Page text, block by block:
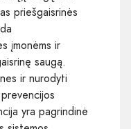
priešgaisrinės
įmonėms ir
saugą.
ir nurodyti
yra pagrindinė